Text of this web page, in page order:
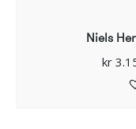
Niels
kr